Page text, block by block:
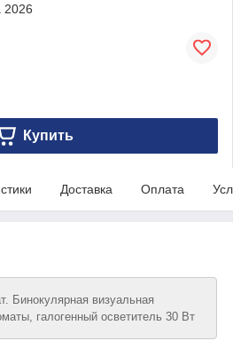
2026
Купить
Доставка Оплата
Бинокулярная визуальная
галогенный осветитель 30 Вт